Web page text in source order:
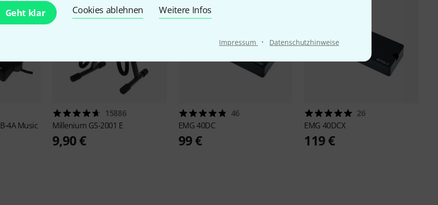
Geht klar Cookies ablehnen Weitere Infos
Impressum · Datenschutzhinweise
4A Music
15886
Millenium GS-2001 E
9,90 €
46
EMG40DC
99 €
26
EMG 40DCX
119 €